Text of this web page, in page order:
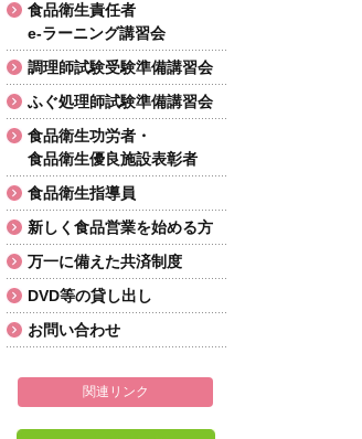
食品衛生責任者
e-ラーニング講習会
調理師試験受験準備講習会
ふぐ処理師試験準備講習会
食品衛生功労者・
食品衛生優良施設表彰者
食品衛生指導員
新しく食品営業を始める方
万一に備えた共済制度
DVD等の貸し出し
お問い合わせ
関連リンク